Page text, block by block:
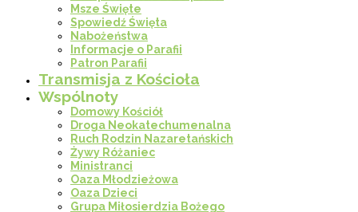
Msze Święte
Spowiedź Święta
Nabożeństwa
Informacje o Parafii
Patron Parafii
Transmisja z Kościoła
Wspólnoty
Domowy Kościół
Droga Neokatechumenalna
Ruch Rodzin Nazaretańskich
Żywy Różaniec
Ministranci
Oaza Młodzieżowa
Oaza Dzieci
Grupa Miłosierdzia Bożego